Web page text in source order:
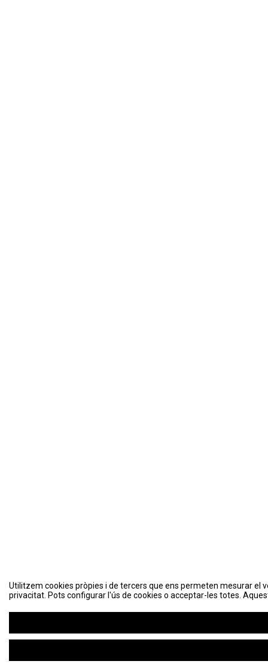
Utilitzem cookies pròpies i de tercers que ens permeten mesurar el
privacitat. Pots configurar l'ús de cookies o acceptar-les totes.
Utilitzem cookies pròpies i de tercers que ens permeten mesurar el
privacitat. Pots configurar l'ús de cookies o acceptar-les totes.